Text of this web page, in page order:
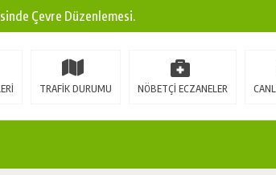
Çevre Düzenlemesi.
Tarımına Katkı Sağlayacak.
TRAFİK DURUMU NÖBETÇİ ECZANELER